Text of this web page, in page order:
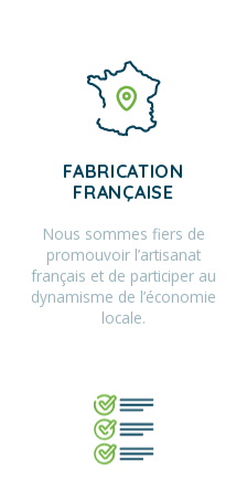
FABRICATION
FRANÇAISE
Nous sommes fiers de
promouvoir l’artisanat
français et de participer au
dynamisme de l’économie
locale.